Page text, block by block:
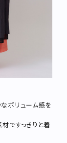
ボリューム感を
ですっきりと着